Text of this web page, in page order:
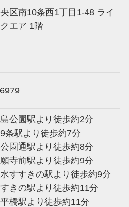
区南10条西1丁目1-48 ライ
エア 1階
公園駅より徒歩約2分
条駅より徒歩約7分
園通駅より徒歩約8分
寺前駅より徒歩約9分
すすきの駅より徒歩約9分
きの駅より徒歩約11分
橋駅より徒歩約11分